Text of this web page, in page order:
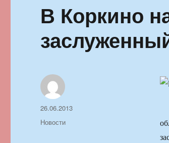
В Коркино
Автор
Опубликовано
26.06.2013
Рубрики
Новости